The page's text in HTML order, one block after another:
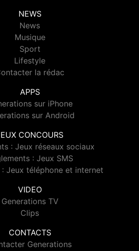
NEWS
News
Musique
Sport
Lifestyle
la rédac
APPS
sur iPhone
sur Android
CONCOURS
: Jeux réseaux sociaux
: Jeux SMS
: Jeux téléphone et internet
VIDEO
Generations TV
Clips
CONTACTS
Generations